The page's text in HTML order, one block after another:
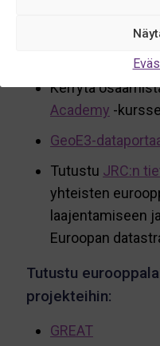
Kerrytä
Academy -
GeoE3-
Tutustu JRC:n
yhteisten
laajentamiseen
Euroopan
Tutustu
projekteihin:
GREAT